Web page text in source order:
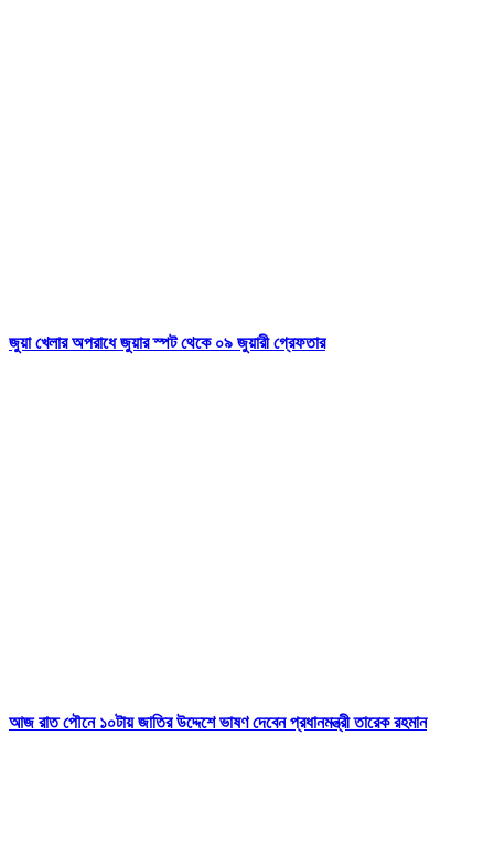
জুয়া খেলার অপরাধে জুয়ার স্পট থেকে ০৯ জুয়ারী গ্রেফতার
আজ রাত পৌনে ১০টায় জাতির উদ্দেশে ভাষণ দেবেন প্রধানমন্ত্রী তারেক রহমান